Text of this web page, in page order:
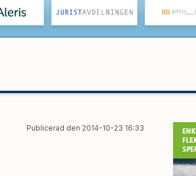
Publicerad den 2014-10-23 16:33